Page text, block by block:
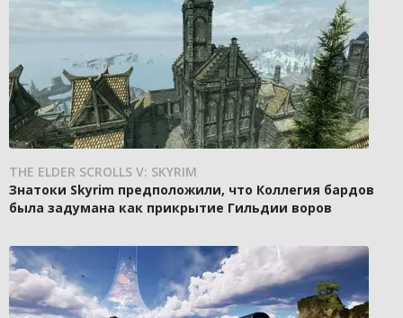
THE ELDER SCROLLS V: SKYRIM
Знатоки Skyrim предположили, что Коллегия бардов
была задумана как прикрытие Гильдии воров